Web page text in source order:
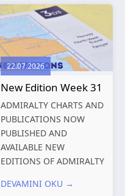
Charts published 13
August 2026 Chart
Title, limits
and other remarks
319
International chart
22.07.2026
New Edition Week 31
ADMIRALTY CHARTS AND
PUBLICATIONS NOW
PUBLISHED AND
AVAILABLE NEW
EDITIONS OF ADMIRALTY
PUBLICATIONS New
DEVAMINI OKU →